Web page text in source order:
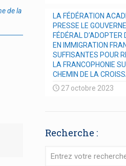
de la
LA FÉDÉRATION
PRESSE LE
FÉDÉRAL D’ADOPTER
EN IMMIGRATION
SUFFISANTES POUR
LA FRANCOPHONIE
CHEMIN DE LA
27 octobre 2023
Recherche :